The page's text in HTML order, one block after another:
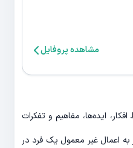
مشاهده پروفایل
ایده‌ها، مفاهیم و تفکرات
اعمال غیر معمول یک فرد در